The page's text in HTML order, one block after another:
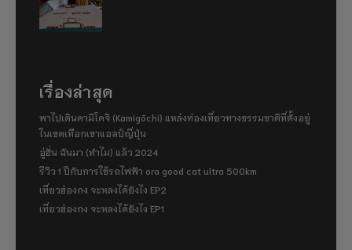
เรื่องล่าสุด
พาไปเดินคามิโคจิ (Kamigōchi) แหล่งท่องเที่ยวทางธรรมชาติที่ตั้งอยู่
ในเขตเทือกเขาแอลป์ญี่ปุ่น
อู่ฮั่น ฉันมา (ทำไม) แล้ว 2024
รีวิว 1 ปีกับการใช้รถไฟฟ้า ora good cat ultra 500km
เที่ยวฮ่องกง จะหลงได้ยังไง EP2
เที่ยวฮ่องกง จะหลงได้ยังไง EP1